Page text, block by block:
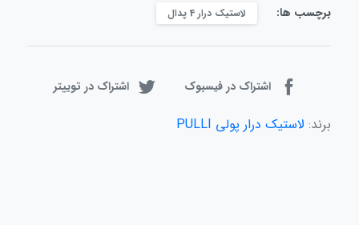
برچسب ها: لاستیک درار 4 پدال
اشتراک در فیسبوک اشتراک در توییتر
برند: لاستیک درار پولی PULLI